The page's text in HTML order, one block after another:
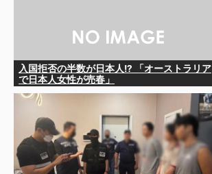
入国拒否の半数が日本人!? 「オーストラリア
で日本人女性が売春」